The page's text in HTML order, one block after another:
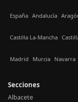
España Andalucía
Castilla La-Mancha
Madrid Murcia Navarra
Secciones
Albacete